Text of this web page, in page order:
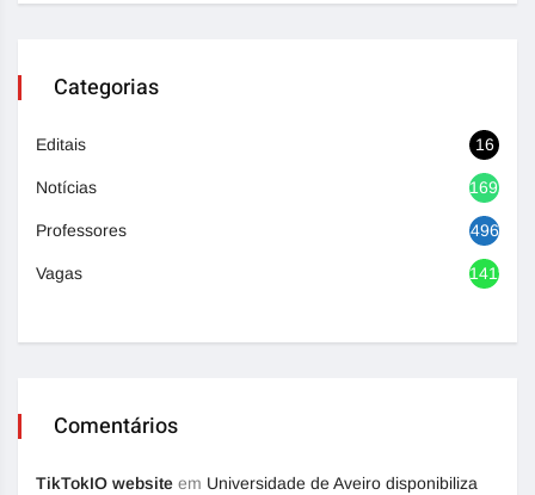
Categorias
Editais 16
Notícias 1692
Professores 496
Vagas 1419
Comentários
TikTokIO website em Universidade de Aveiro disponibiliza